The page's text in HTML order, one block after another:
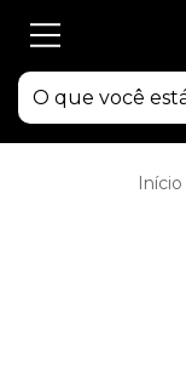
Início